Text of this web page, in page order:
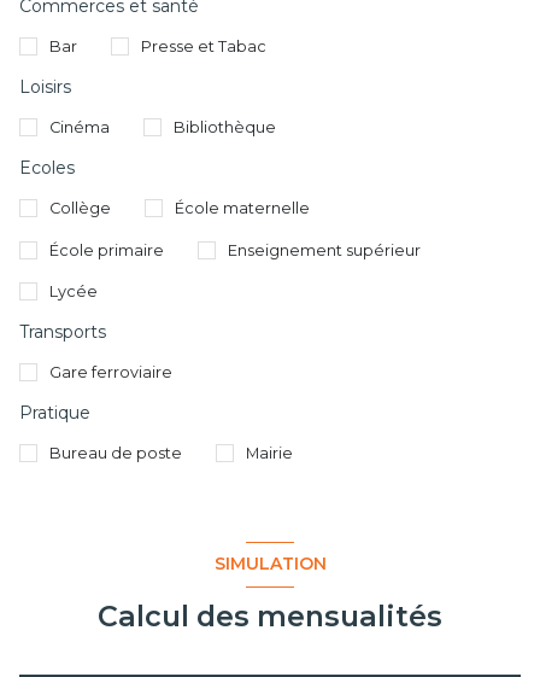
Commerces et santé
Bar Presse et Tabac
Loisirs
Cinéma Bibliothèque
Ecoles
Collège École maternelle
École primaire Enseignement supérieur
Lycée
Transports
Gare ferroviaire
Pratique
Bureau de poste Mairie
SIMULATION
Calcul des mensualités